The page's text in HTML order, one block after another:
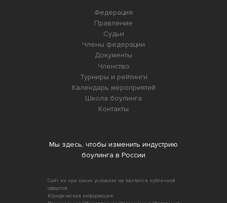
Сайт ни при каких условиях не является публичной
офертой
Юридическая информация:
Мы здесь, чтобы изменить индустрию
боулинга в России
Федерация
Правление
Судьи
Члены федерации
Документы
Членство
Турниры и рейтинги
Календарь мероприятий
Школа боулинга
Контакты